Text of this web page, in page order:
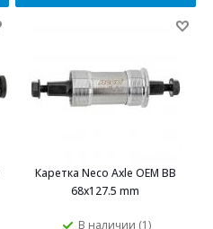
Каретка Neco Axle OEM BB
68х127.5 mm
В наличии (1)